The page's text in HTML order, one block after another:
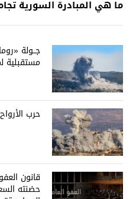
ما هي المبادرة السورية
مستقبلية
حرب
قانون
حضنته